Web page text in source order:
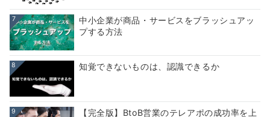
7
中小企業が商品・サービスをブラッシュアッ
プする方法
8 知覚できないものは、認識できるか
9
【完全版】BtoB営業のテレアポの成功率を上